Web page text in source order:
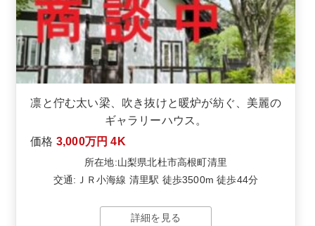
凛と佇む太い梁、吹き抜けと暖炉が紡ぐ、美麗の
ギャラリーハウス。
価格 3,000万円 4K
所在地:山梨県北杜市高根町清里
交通:ＪＲ小海線 清里駅 徒歩3500m 徒歩44分
詳細を見る